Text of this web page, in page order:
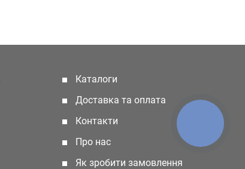
Каталоги
Доставка та оплата
Контакти
Про нас
Як зробити замовлення